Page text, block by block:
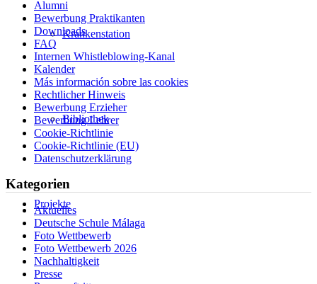
Krankenstation
Bibliothek
Projekte
Alumni
Bewerbung Praktikanten
Downloads
FAQ
Internen Whistleblowing-Kanal
Kalender
Más información sobre las cookies
Rechtlicher Hinweis
Bewerbung Erzieher
Bewerbung Lehrer
Cookie-Richtlinie
Cookie-Richtlinie (EU)
Datenschutzerklärung
Kategorien
Aktuelles
Deutsche Schule Málaga
Foto Wettbewerb
Foto Wettbewerb 2026
Nachhaltigkeit
Presse